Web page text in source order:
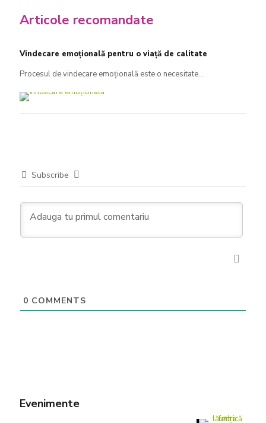
Articole recomandate
Vindecare emoțională pentru o viață de calitate
Procesul de vindecare emoțională este o necesitate...
Subscribe
0 COMMENTS
Evenimente